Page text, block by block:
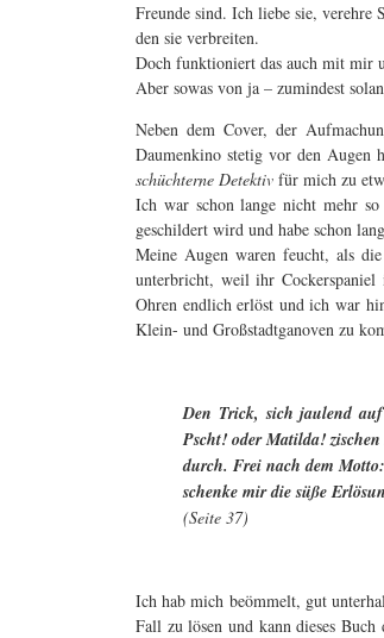
Freunde sind. Ich liebe sie,
den sie verbreiten.
Doch funktioniert das auch mit mir
Aber sowas von ja – zumindest
Neben dem Cover, der
Daumenkino stetig vor den Augen
schüchterne Detektiv für mich zu
Ich war schon lange nicht mehr
geschildert wird und habe schon
Meine Augen waren feucht, als
unterbricht, weil ihr
Ohren endlich erlöst und ich war
Klein- und Großstadtganoven zu
Den Trick, sich jaulend
Pscht! oder Matilda!
durch. Frei nach dem
schenke mir die süße
(Seite 37)
Ich hab mich beömmelt, gut
Fall zu lösen und kann dieses